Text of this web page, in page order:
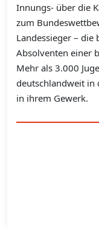
Innungs- über die
zum
Landessieger – die
Absolventen einer
Mehr als 3.000
deutschlandweit in
in ihrem Gewerk.